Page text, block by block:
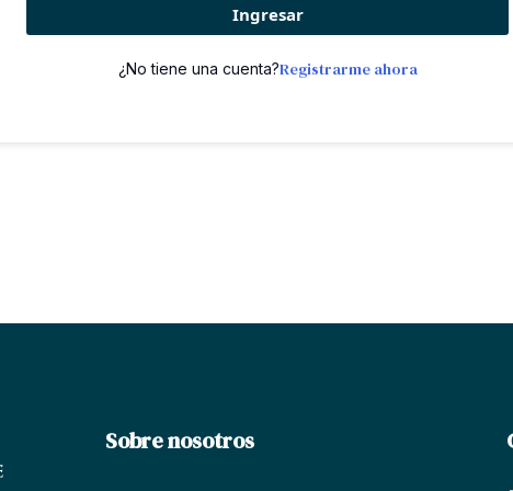
Ingresar
¿No tiene una cuenta?Registrarme ahora
Sobre nosotros